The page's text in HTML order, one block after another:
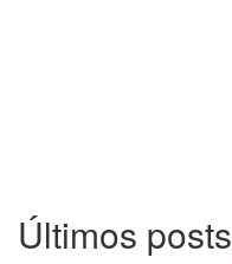
Últimos posts